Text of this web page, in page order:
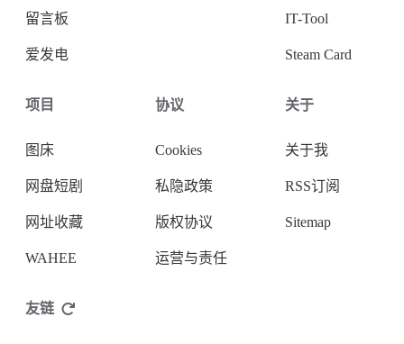
留言板
爱发电
IT-Tool
Steam Card
项目
图床
网盘短剧
网址收藏
WAHEE
协议
Cookies
私隐政策
版权协议
运营与责任
关于
关于我
RSS订阅
Sitemap
友链